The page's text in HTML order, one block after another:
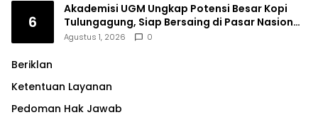
6
Akademisi UGM Ungkap Potensi Besar Kopi
Tulungagung, Siap Bersaing di Pasar Nasional
hingga Dunia
Agustus 1, 2026 0
Beriklan
Ketentuan Layanan
Pedoman Hak Jawab